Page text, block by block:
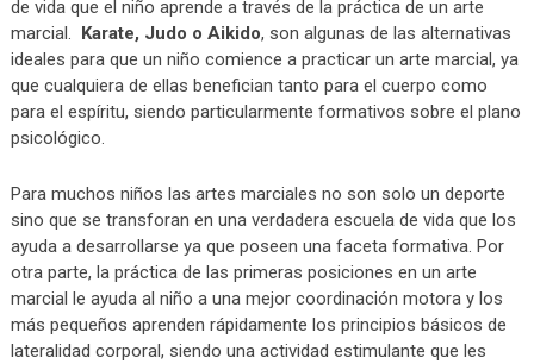
de vida que el niño aprende a través de la práctica de un arte
marcial. Karate, Judo o Aikido, son algunas de las alternativas
ideales para que un niño comience a practicar un arte marcial, ya
que cualquiera de ellas benefician tanto para el cuerpo como
para el espíritu, siendo particularmente formativos sobre el plano
psicológico.
Para muchos niños las artes marciales no son solo un deporte
sino que se transforan en una verdadera escuela de vida que los
ayuda a desarrollarse ya que poseen una faceta formativa. Por
otra parte, la práctica de las primeras posiciones en un arte
marcial le ayuda al niño a una mejor coordinación motora y los
más pequeños aprenden rápidamente los principios básicos de
lateralidad corporal, siendo una actividad estimulante que les